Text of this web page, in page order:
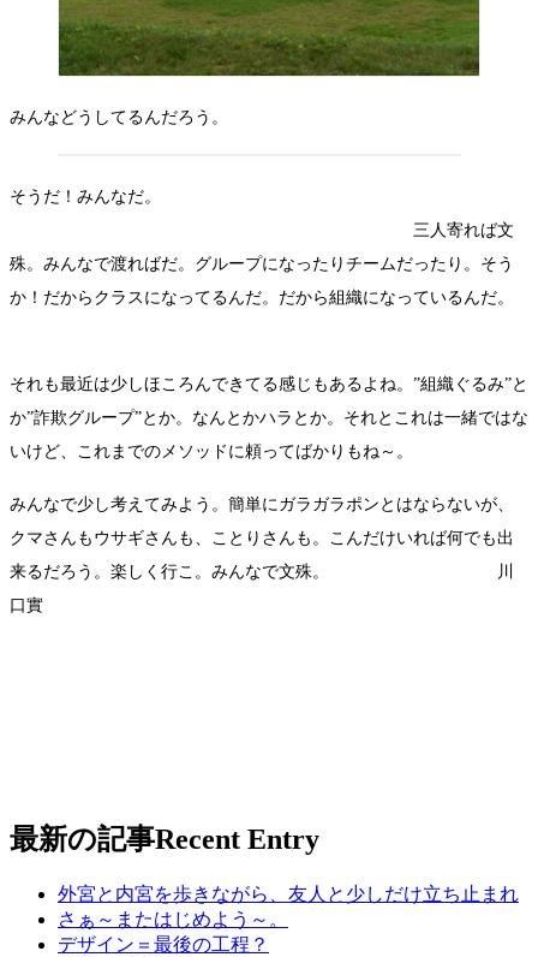
みんなどうしてるんだろう。
そうだ！みんなだ。
三人寄れば文
殊。みんなで渡ればだ。グループになったりチームだったり。そう
か！だからクラスになってるんだ。だから組織になっているんだ。
それも最近は少しほころんできてる感じもあるよね。”組織ぐるみ”と
か”詐欺グループ”とか。なんとかハラとか。それとこれは一緒ではな
いけど、これまでのメソッドに頼ってばかりもね～。
みんなで少し考えてみよう。簡単にガラガラポンとはならないが、
クマさんもウサギさんも、ことりさんも。こんだけいれば何でも出
来るだろう。楽しく行こ。みんなで文殊。 川
口實
最新の記事Recent Entry
外宮と内宮を歩きながら、友人と少しだけ立ち止まれ
さぁ～またはじめよう～。
デザイン＝最後の工程？